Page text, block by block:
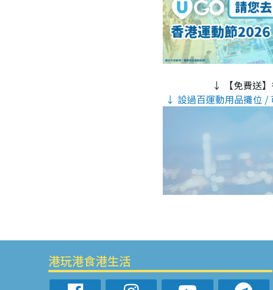
↓ 【免費送
↓ 設過百運動用品攤位 /
港玩港食港生活